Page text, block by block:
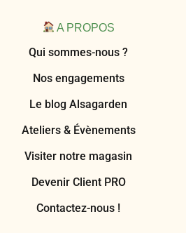
A PROPOS
Qui sommes-nous ?
Nos engagements
Le blog Alsagarden
Ateliers & Évènements
Visiter notre magasin
Devenir Client PRO
Contactez-nous !